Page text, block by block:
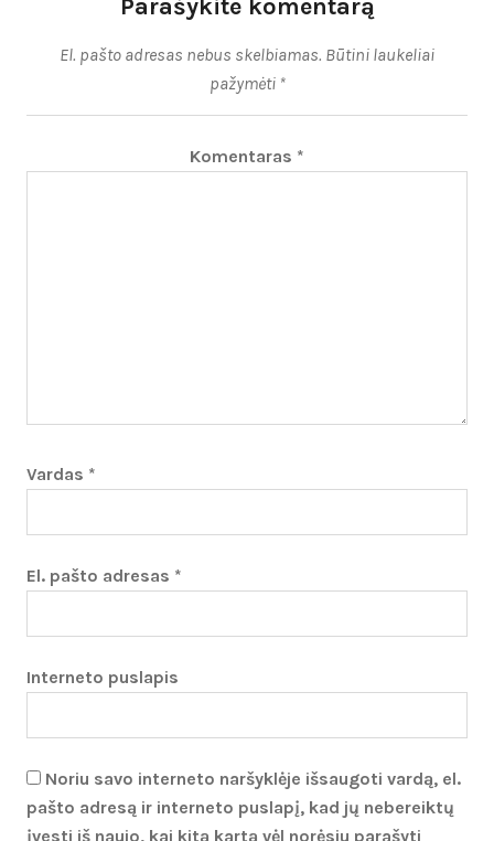
Parašykite komentarą
El. pašto adresas nebus skelbiamas. Būtini laukeliai
pažymėti *
Komentaras *
Vardas *
El. pašto adresas *
Interneto puslapis
Noriu savo interneto naršyklėje išsaugoti vardą, el.
pašto adresą ir interneto puslapį, kad jų nebereiktų
įvesti iš naujo, kai kitą kartą vėl norėsiu parašyti